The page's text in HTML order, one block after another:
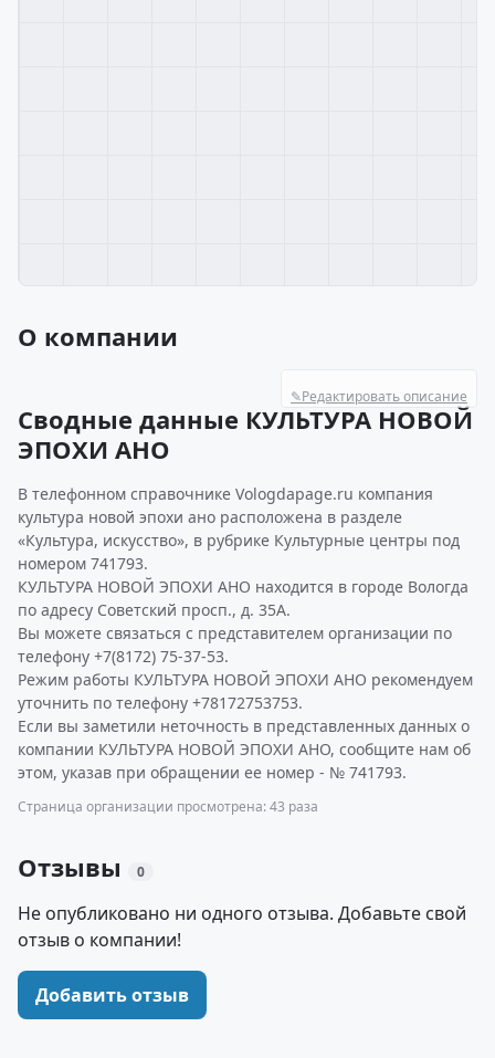
О компании
✎Редактировать описание
Сводные данные КУЛЬТУРА НОВОЙ
ЭПОХИ АНО
В телефонном справочнике Vologdapage.ru компания
культура новой эпохи ано расположена в разделе
«Культура, искусство», в рубрике Культурные центры под
номером 741793.
КУЛЬТУРА НОВОЙ ЭПОХИ АНО находится в городе Вологда
по адресу Советский просп., д. 35А.
Вы можете связаться с представителем организации по
телефону +7(8172) 75-37-53.
Режим работы КУЛЬТУРА НОВОЙ ЭПОХИ АНО рекомендуем
уточнить по телефону +78172753753.
Если вы заметили неточность в представленных данных о
компании КУЛЬТУРА НОВОЙ ЭПОХИ АНО, сообщите нам об
этом, указав при обращении ее номер - № 741793.
Страница организации просмотрена: 43 раза
Отзывы 0
Не опубликовано ни одного отзыва. Добавьте свой
отзыв о компании!
Добавить отзыв